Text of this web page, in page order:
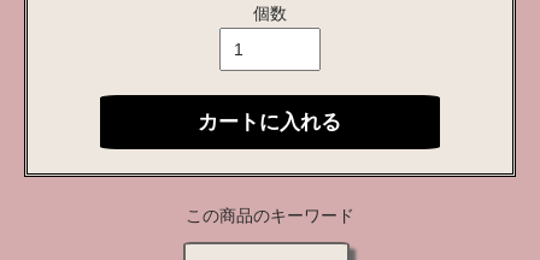
個数
カートに入れる
この商品のキーワード